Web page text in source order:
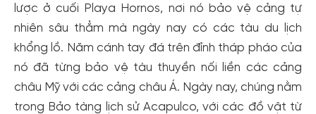
lược ở cuối Playa Hornos, nơi nó bảo vệ cảng tự
nhiên sâu thẳm mà ngày nay có các tàu du lịch
khổng lồ. Năm cánh tay đá trên đỉnh tháp pháo của
nó đã từng bảo vệ tàu thuyền nối liền các cảng
châu Mỹ với các cảng châu Á. Ngày nay, chúng nằm
trong Bảo tàng lịch sử Acapulco, với các đồ vật từ